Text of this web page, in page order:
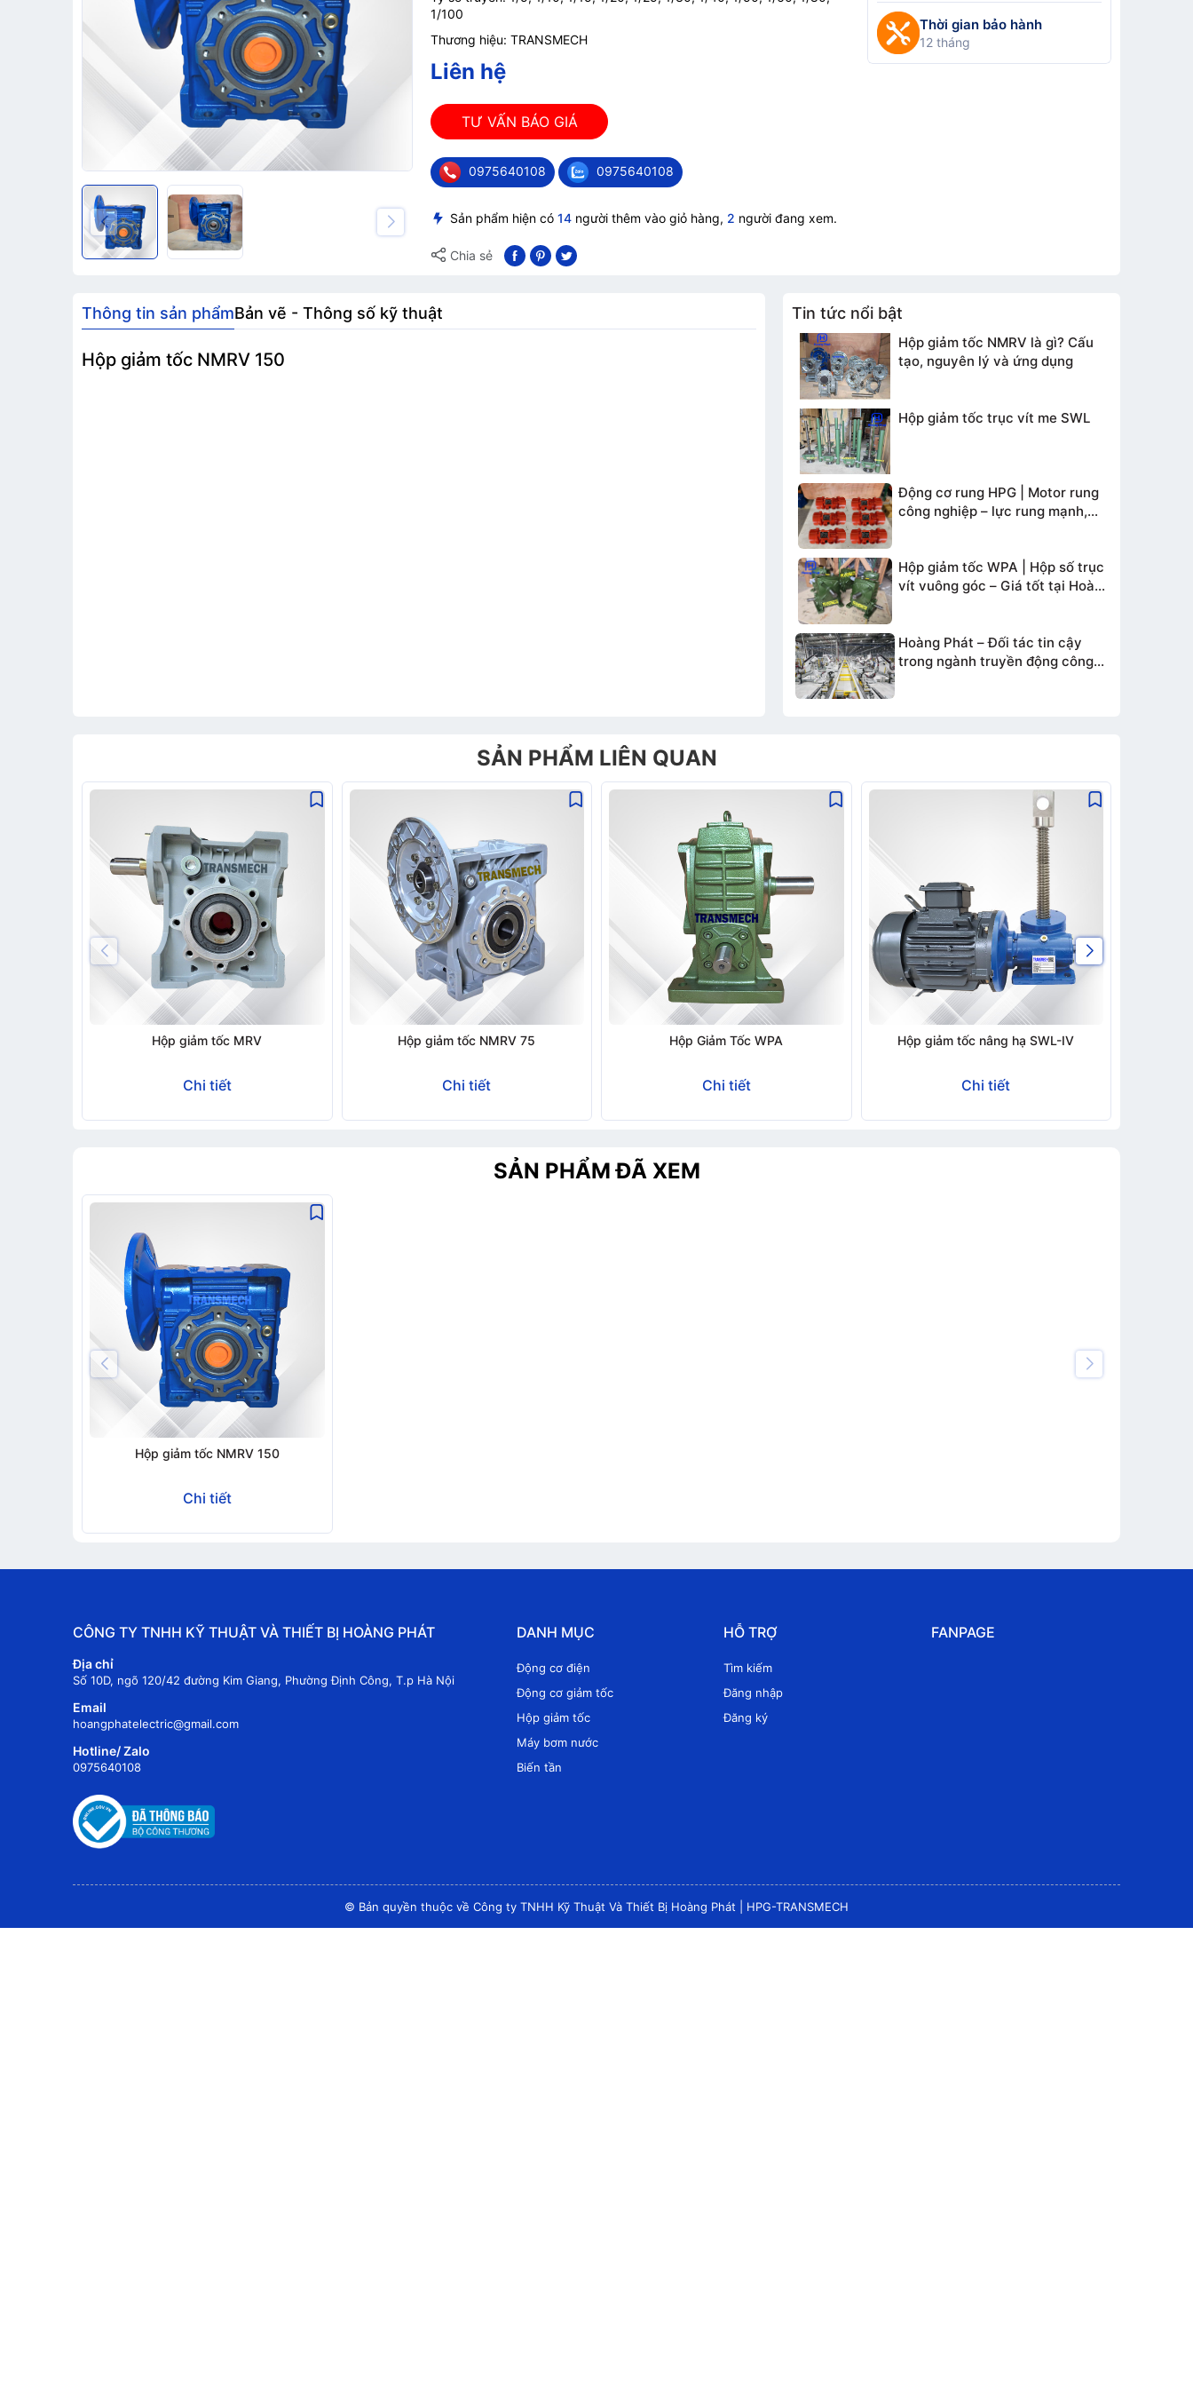
1/100
Thương hiệu: TRANSMECH
Liên hệ
TƯ VẤN BÁO GIÁ
TƯ VẤN BÁO GIÁ
0975640108 0975640108
Sản phẩm hiện có14 người thêm vào giỏ hàng, 2 người đang xem.
Chia sẻ
Thời gian bảo hành
12 tháng
Thông tin sản phẩmBản vẽ - Thông số kỹ thuật
Hộp giảm tốc NMRV 150
Tin tức nổi bật
Hộp giảm tốc NMRV là gì? Cấu
tạo, nguyên lý và ứng dụng
Hộp giảm tốc trục vít me SWL
Động cơ rung HPG | Motor rung
công nghiệp – lực rung mạnh,
Hộp giảm tốc WPA | Hộp số trục
vít vuông góc – Giá tốt tại Hoàng
Hoàng Phát – Đối tác tin cậy
trong ngành truyền động công
SẢN PHẨM LIÊN QUAN
Hộp giảm tốc MRV
Chi tiết
Hộp giảm tốc NMRV 75
Chi tiết
Hộp Giảm Tốc WPA
Chi tiết
Hộp giảm tốc nâng hạ SWL-IV
Chi tiết
SẢN PHẨM ĐÃ XEM
Hộp giảm tốc NMRV 150
Chi tiết
CÔNG TY TNHH KỸ THUẬT VÀ THIẾT BỊ HOÀNG PHÁT
Địa chỉ
Số 10D, ngõ 120/42 đường Kim Giang, Phường Định Công, T.p Hà Nội
Email
hoangphatelectric@gmail.com
Hotline/ Zalo
0975640108
DANH MỤC
Động cơ điện
Động cơ giảm tốc
Hộp giảm tốc
Máy bơm nước
Biến tần
HỖ TRỢ
Tìm kiếm
Đăng nhập
Đăng ký
FANPAGE
© Bản quyền thuộc về Công ty TNHH Kỹ Thuật Và Thiết Bị Hoàng Phát HPG-TRANSMECH